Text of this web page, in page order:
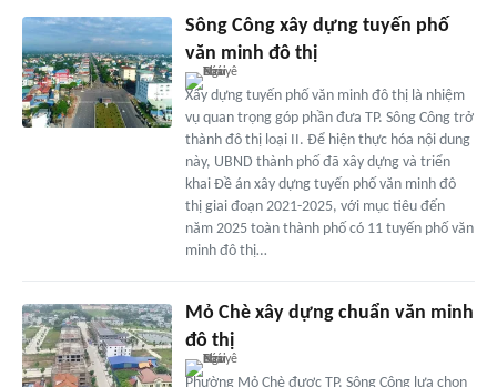
Sông Công xây dựng tuyến phố
văn minh đô thị
Xây dựng tuyến phố văn minh đô thị là nhiệm
vụ quan trọng góp phần đưa TP. Sông Công trở
thành đô thị loại II. Để hiện thực hóa nội dung
này, UBND thành phố đã xây dựng và triển
khai Đề án xây dựng tuyến phố văn minh đô
thị giai đoạn 2021-2025, với mục tiêu đến
năm 2025 toàn thành phố có 11 tuyến phố văn
minh đô thị…
Mỏ Chè xây dựng chuẩn văn minh
đô thị
Phường Mỏ Chè được TP. Sông Công lựa chọn